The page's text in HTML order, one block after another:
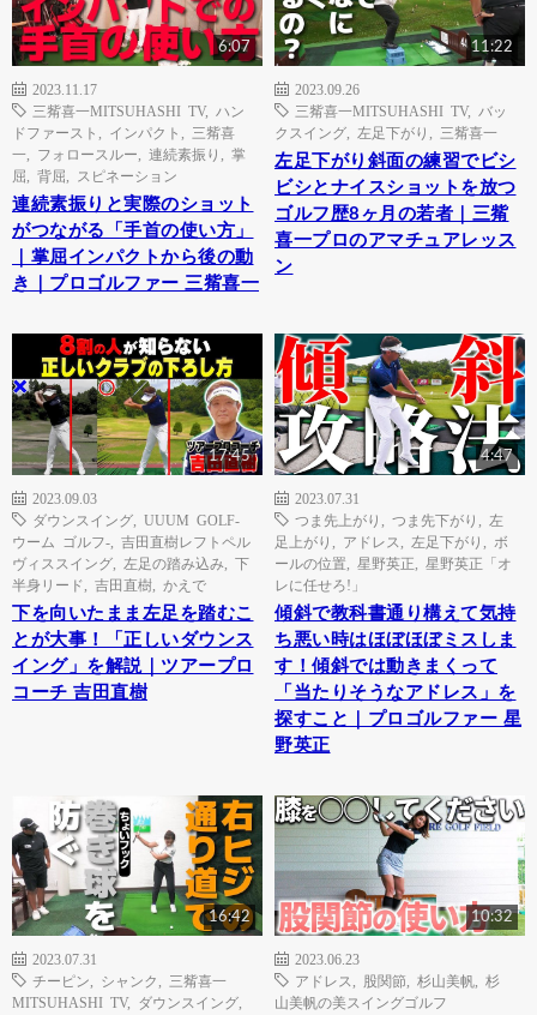
6:07
2023.11.17
三觜喜一MITSUHASHI TV, ハン
ドファースト
インパクト
三觜喜
一
フォロースルー 連続素振り
掌
屈
背屈 スピネーション
連続素振りと実際のショット
がつながる「手首の使い方」
｜掌屈インパクトから後の動
き｜プロゴルファー 三觜喜一
11:22
2023.09.26
三觜喜一MITSUHASHI TV, バッ
クスイング
左足下がり 三觜喜一
左足下がり斜面の練習でビシ
ビシとナイスショットを放つ
ゴルフ歴8ヶ月の若者｜三觜
喜一プロのアマチュアレッス
ン
17:45
2023.09.03
ダウンスイング
UUUM GOLF-
ウーム ゴルフ-
吉田直樹レフトペル
ヴィススイング
左足の踏み込み
下
半身リード
吉田直樹 かえで
下を向いたまま左足を踏むこ
とが大事！「正しいダウンス
イング」を解説｜ツアープロ
コーチ 吉田直樹
4:47
2023.07.31
つま先上がり
つま先下がり
左
足上がり
アドレス 左足下がり
ボ
ールの位置
星野英正
星野英正「オ
レに任せろ!」
傾斜で教科書通り構えて気持
ち悪い時はほぼほぼミスしま
す！傾斜では動きまくって
「当たりそうなアドレス」を
探すこと｜プロゴルファー 星
野英正
16:42
2023.07.31
チーピン
シャンク
三觜喜一
MITSUHASHI TV, ダウンスイング
10:32
2023.06.23
アドレス
股関節 杉山美帆
杉
山美帆の美スイングゴルフ